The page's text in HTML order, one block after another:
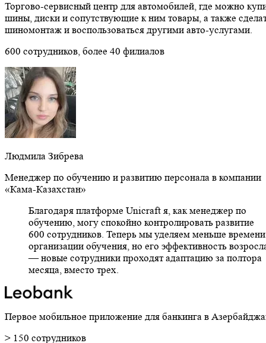
Торгово-сервисный центр для автомобилей, где можно
шины, диски и сопутствующие к ним товары, а также
шиномонтаж и воспользоваться другими авто-услугами.
600 сотрудников, более 40 филиалов
Людмила Зибрева
Менеджер по обучению и развитию персонала в компании
«Кама-Казахстан»
Благодаря платформе Unicraft я, как менеджер по
обучению, могу спокойно контролировать развитие
600 сотрудников. Теперь мы уделяем меньше времени
организации обучения, но его эффективность
— новые сотрудники проходят адаптацию за полтора
месяца, вместо трех.
Первое мобильное приложение для банкинга в
> 150 сотрудников